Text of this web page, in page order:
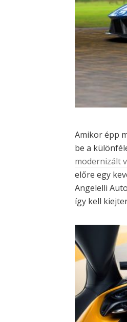
Amikor épp
be a
modernizált
előre egy
Angelelli
így kell